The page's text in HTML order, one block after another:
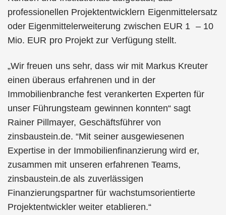
professionellen Projektentwicklern Eigenmittelersatz
oder Eigenmittelerweiterung zwischen EUR 1 – 10
Mio. EUR pro Projekt zur Verfügung stellt.
„Wir freuen uns sehr, dass wir mit Markus Kreuter
einen überaus erfahrenen und in der
Immobilienbranche fest verankerten Experten für
unser Führungsteam gewinnen konnten“ sagt
Rainer Pillmayer, Geschäftsführer von
zinsbaustein.de. “Mit seiner ausgewiesenen
Expertise in der Immobilienfinanzierung wird er,
zusammen mit unseren erfahrenen Teams,
zinsbaustein.de als zuverlässigen
Finanzierungspartner für wachstumsorientierte
Projektentwickler weiter etablieren.“